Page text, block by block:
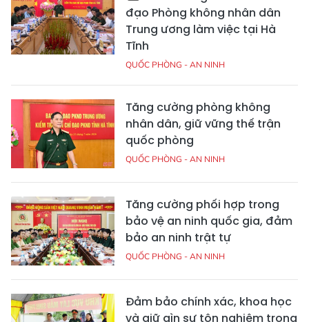
đạo Phòng không nhân dân
Trung ương làm việc tại Hà
Tĩnh
QUỐC PHÒNG - AN NINH
Tăng cường phòng không
nhân dân, giữ vững thế trận
quốc phòng
QUỐC PHÒNG - AN NINH
Tăng cường phối hợp trong
bảo vệ an ninh quốc gia, đảm
bảo an ninh trật tự
QUỐC PHÒNG - AN NINH
Đảm bảo chính xác, khoa học
và giữ gìn sự tôn nghiêm trong